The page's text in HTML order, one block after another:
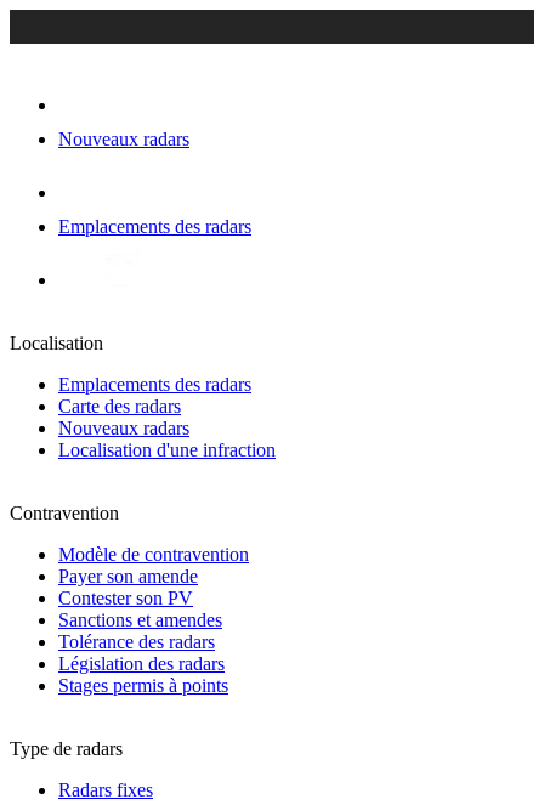
Nouveaux radars
Emplacements des radars
Localisation
Emplacements des radars
Carte des radars
Nouveaux radars
Localisation d'une infraction
Contravention
Modèle de contravention
Payer son amende
Contester son PV
Sanctions et amendes
Tolérance des radars
Législation des radars
Stages permis à points
Type de radars
Radars fixes